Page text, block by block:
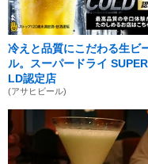
冷えと品質にこだわる生ビ
ル。スーパードライ
LD認定店
(アサヒビール)